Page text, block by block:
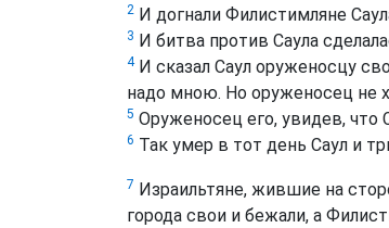
2 И догнали Филистимляне
3 И битва против Саула
4И сказал Саул оруженосцу
надо мною. Но оруженосец не
5 Оруженосец его, увидев, что
6 Так умер в тот день Саул и
7 Израильтяне, жившие на
города свои и бежали, а